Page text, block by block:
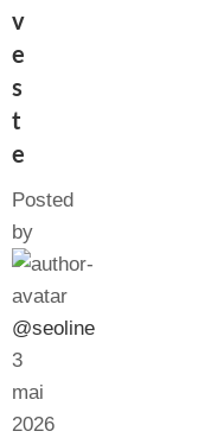
v
e
s
t
e
Posted
by
@seoline
3
mai
2026